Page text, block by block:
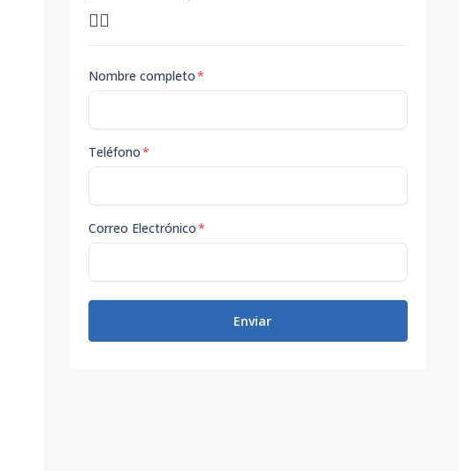
👇🏽
Nombre completo*
Teléfono*
Correo Electrónico*
Enviar